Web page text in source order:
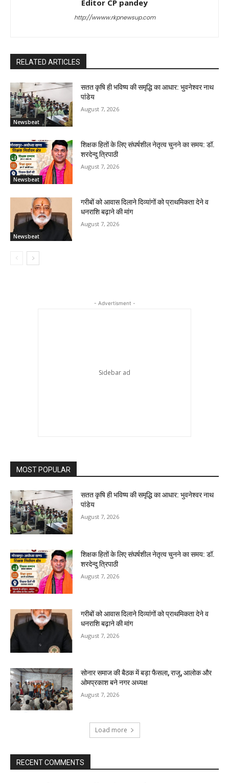
Editor CP pandey
http://wwww.rkpnewsup.com
RELATED ARTICLES
Newsbeat
सतत कृषि ही भविष्य की समृद्धि का आधार: भुवनेश्वर नाथ
पांडेय
August 7, 2026
Newsbeat
शिक्षक हितों के लिए संघर्षशील नेतृत्व चुनने का समय: डॉ.
शरदेन्दु त्रिपाठी
August 7, 2026
Newsbeat
गरीबों को आवास दिलाने दिव्यांगों को प्राथमिकता देने व
धनराशि बढ़ाने की मांग
August 7, 2026
- Advertisment -
MOST POPULAR
सतत कृषि ही भविष्य की समृद्धि का आधार: भुवनेश्वर नाथ
पांडेय
August 7, 2026
शिक्षक हितों के लिए संघर्षशील नेतृत्व चुनने का समय: डॉ.
शरदेन्दु त्रिपाठी
August 7, 2026
गरीबों को आवास दिलाने दिव्यांगों को प्राथमिकता देने व
धनराशि बढ़ाने की मांग
August 7, 2026
सोनार समाज की बैठक में बड़ा फैसला, राजू, आलोक और
ओमप्रकाश बने नगर अध्यक्ष
August 7, 2026
Load more
RECENT COMMENTS